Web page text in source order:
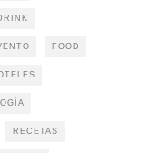
FOOD
RECETAS